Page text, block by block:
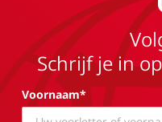
Schrijf je in
Voornaam*